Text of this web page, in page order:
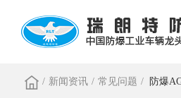
/ 新闻资讯 / 常见问题 / 防爆